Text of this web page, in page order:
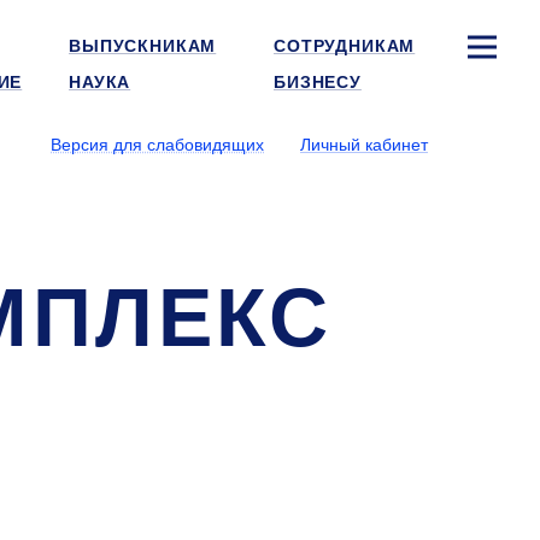
ВЫПУСКНИКАМ
СОТРУДНИКАМ
НАУКА БИЗНЕСУ
Версия для слабовидящих Личный кабинет